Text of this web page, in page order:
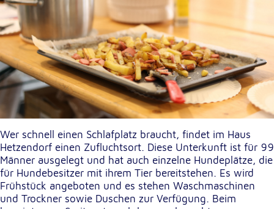
Wer schnell einen Schlafplatz braucht, findet im Haus
Hetzendorf einen Zufluchtsort. Diese Unterkunft ist für 99
Männer ausgelegt und hat auch einzelne Hundeplätze, die
für Hundebesitzer mit ihrem Tier bereitstehen. Es wird
Frühstück angeboten und es stehen Waschmaschinen
und Trockner sowie Duschen zur Verfügung. Beim